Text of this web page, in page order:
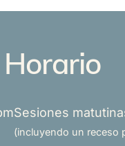
Horario
Sesiones
(incluyendo un receso